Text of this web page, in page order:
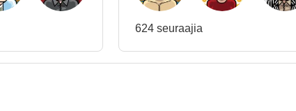
624 seuraajia